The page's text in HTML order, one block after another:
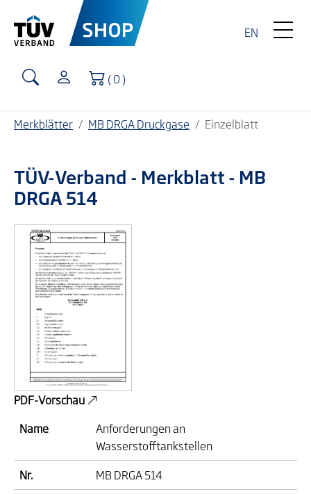
EN
Warenkorb
( 0 )
Merkblätter MB DRGA Druckgase Einzelblatt
TÜV-Verband - Merkblatt - MB
DRGA 514
PDF-Vorschau
Name
Anforderungen an
Wasserstofftankstellen
Nr.
MB DRGA 514